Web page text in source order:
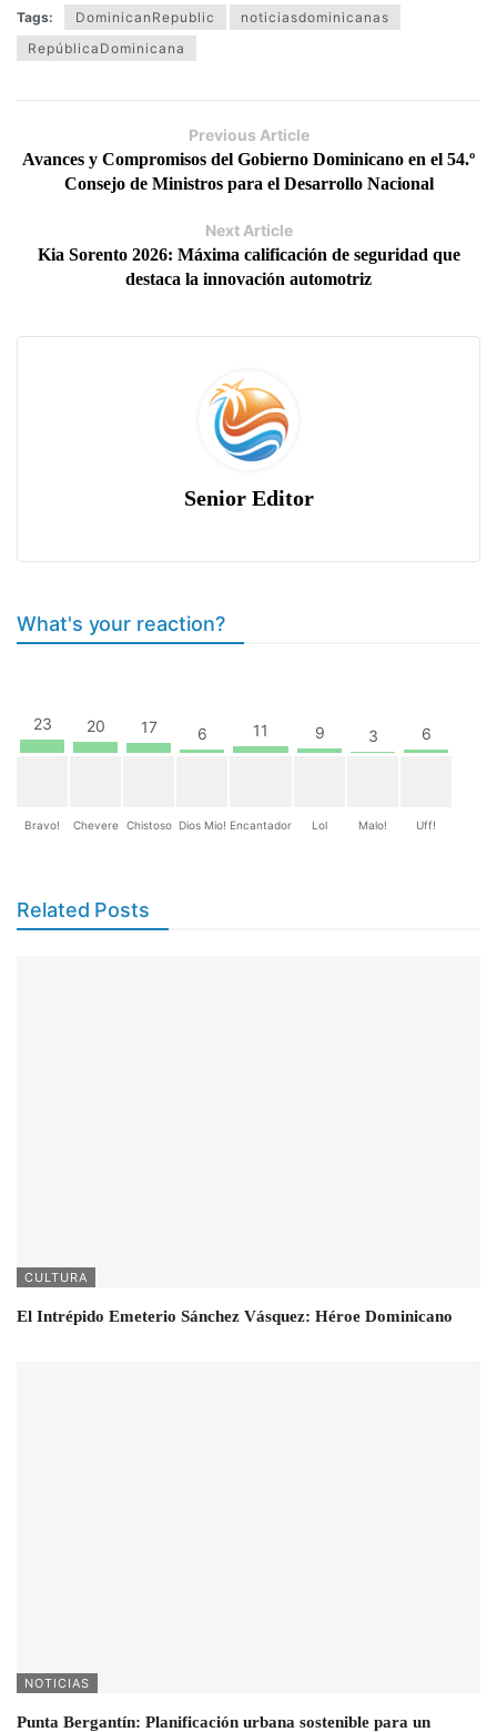
Tags: DominicanRepublic
noticiasdominicanas
RepúblicaDominicana
Previous Article
Avances y Compromisos del Gobierno Dominicano en el 54.º
Consejo de Ministros para el Desarrollo Nacional
Next Article
Kia Sorento 2026: Máxima calificación de seguridad que
destaca la innovación automotriz
Senior Editor
What's your reaction?
23
Bravo!
20
Chevere
17
Chistoso
6
Dios Mio!
11
Encantador
9
Lol
3
Malo!
6
Uff!
Related Posts
CULTURA
El Intrépido Emeterio Sánchez Vásquez: Héroe Dominicano
NOTICIAS
Punta Bergantín: Planificación urbana sostenible para un